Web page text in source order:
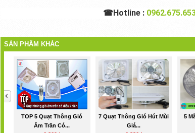
☎Hotline :
SẢN PHẨM KHÁC
TOP 5 Quạt Thông Gió
Âm Trần Có...
7 Quạt Thông Gió Hút Mùi
Giá...
5